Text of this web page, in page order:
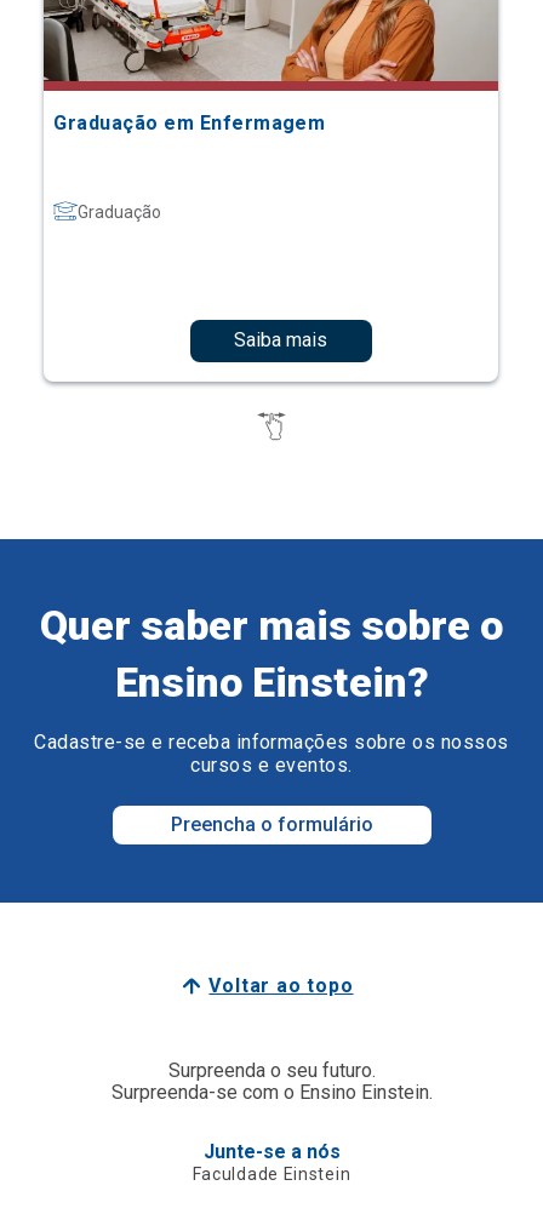
Graduação em Enfermagem
Graduação
Saiba mais
Quer saber mais sobre o
Ensino Einstein?
Cadastre-se e receba informações sobre os nossos
cursos e eventos.
Preencha o formulário
Voltar ao topo
Surpreenda o seu futuro.
Surpreenda-se com o Ensino Einstein.
Junte-se a nós
Faculdade Einstein